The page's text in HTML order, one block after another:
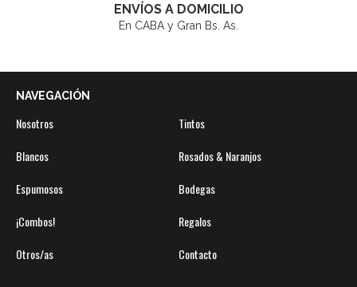
ENVÍOS A DOMICILIO
En CABA y Gran Bs. As.
NAVEGACIÓN
Nosotros
Tintos
Blancos
Rosados & Naranjos
Espumosos
Bodegas
¡Combos!
Regalos
Otros/as
Contacto